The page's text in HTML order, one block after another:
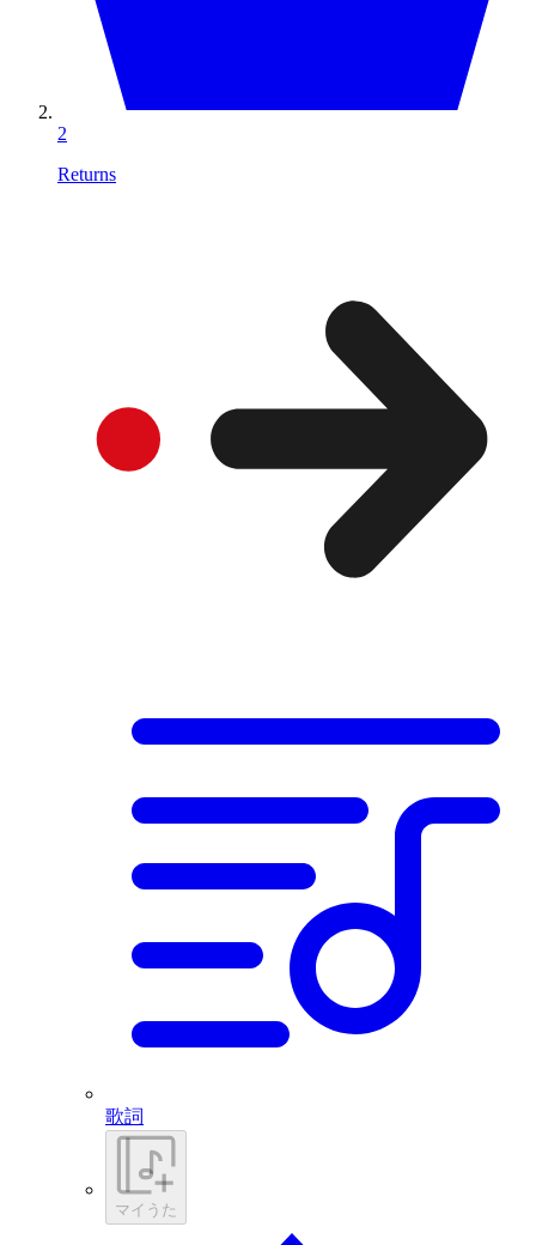
2
Returns
歌詞
マイうた